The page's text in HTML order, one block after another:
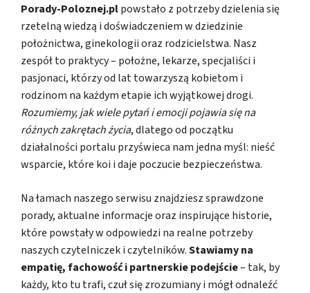
Porady-Poloznej.plpowstało z potrzeby dzielenia się
rzetelną wiedzą i doświadczeniem w dziedzinie
położnictwa, ginekologii oraz rodzicielstwa. Nasz
zespół to praktycy – położne, lekarze, specjaliści i
pasjonaci, którzy od lat towarzyszą kobietom i
rodzinom na każdym etapie ich wyjątkowej drogi.
Rozumiemy, jak wiele pytań i emocji pojawia się na
różnych zakrętach życia, dlatego od początku
działalności portalu przyświeca nam jedna myśl: nieść
wsparcie, które koi i daje poczucie bezpieczeństwa.
Na łamach naszego serwisu znajdziesz sprawdzone
porady, aktualne informacje oraz inspirujące historie,
które powstały w odpowiedzi na realne potrzeby
naszych czytelniczek i czytelników.Stawiamy na
empatię, fachowość i partnerskie podejście– tak, by
każdy, kto tu trafi, czuł się zrozumiany i mógł odnaleźć